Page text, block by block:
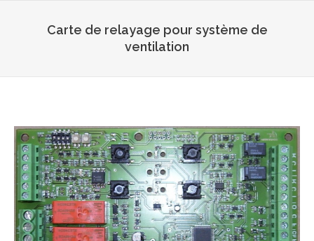
Carte de relayage pour système de
ventilation